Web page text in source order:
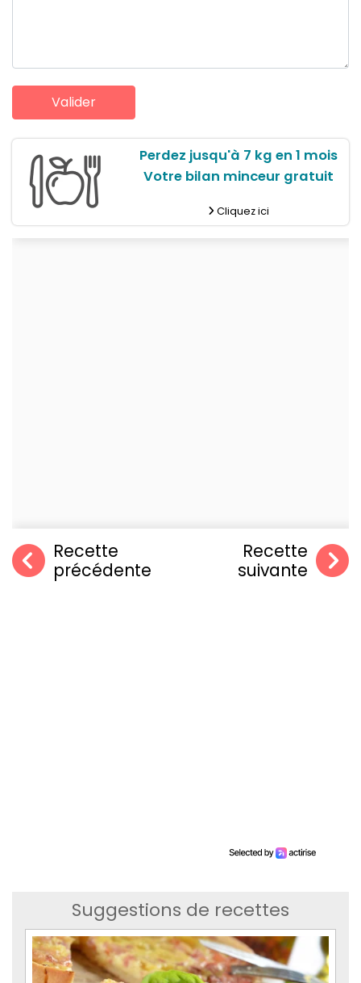
Perdez jusqu'à 7 kg en 1 mois
Votre bilan minceur gratuit
Cliquez ici
Recette
précédente
Recette
suivante
Suggestions de recettes